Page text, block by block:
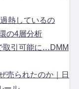
熱しているの
の4層分析
取引可能に…DMM
売られたのか｜日